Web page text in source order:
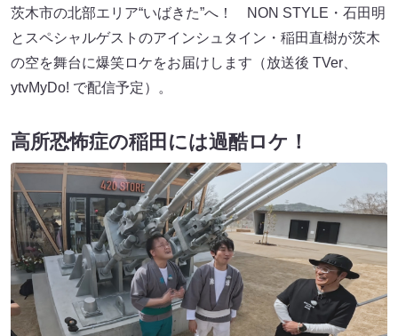
茨木市の北部エリア“いばきた”へ！ NON STYLE・石田明
とスペシャルゲストのアインシュタイン・稲田直樹が茨木
の空を舞台に爆笑ロケをお届けします（放送後 TVer、
ytvMyDo! で配信予定）。
高所恐怖症の稲田には過酷ロケ！